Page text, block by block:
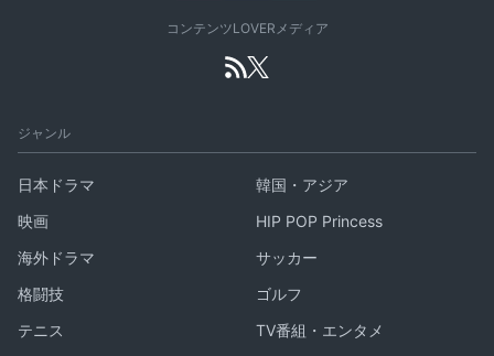
コンテンツLOVERメディア
ジャンル
日本ドラマ
韓国・アジア
映画
HIP POP Princess
海外ドラマ
サッカー
格闘技
ゴルフ
テニス
TV番組・エンタメ